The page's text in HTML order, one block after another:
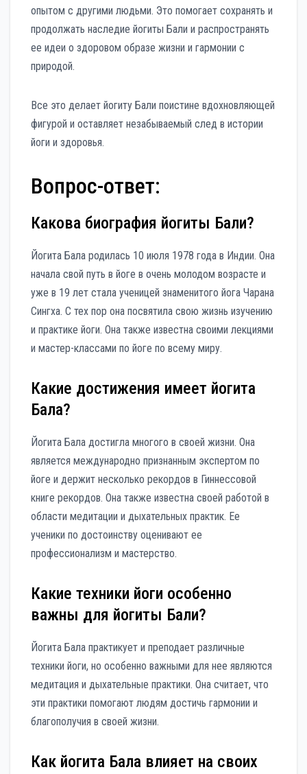
опытом с другими людьми. Это помогает сохранять и
продолжать наследие йогиты Бали и распространять
ее идеи о здоровом образе жизни и гармонии с
природой.
Все это делает йогиту Бали поистине вдохновляющей
фигурой и оставляет незабываемый след в истории
йоги и здоровья.
Вопрос-ответ:
Какова биография йогиты Бали?
Йогита Бала родилась 10 июля 1978 года в Индии. Она
начала свой путь в йоге в очень молодом возрасте и
уже в 19 лет стала ученицей знаменитого йога Чарана
Сингха. С тех пор она посвятила свою жизнь изучению
и практике йоги. Она также известна своими лекциями
и мастер-классами по йоге по всему миру.
Какие достижения имеет йогита
Бала?
Йогита Бала достигла многого в своей жизни. Она
является международно признанным экспертом по
йоге и держит несколько рекордов в Гиннессовой
книге рекордов. Она также известна своей работой в
области медитации и дыхательных практик. Ее
ученики по достоинству оценивают ее
профессионализм и мастерство.
Какие техники йоги особенно
важны для йогиты Бали?
Йогита Бала практикует и преподает различные
техники йоги, но особенно важными для нее являются
медитация и дыхательные практики. Она считает, что
эти практики помогают людям достичь гармонии и
благополучия в своей жизни.
Как йогита Бала влияет на своих